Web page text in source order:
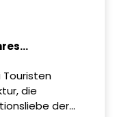
Touristen
die
der...